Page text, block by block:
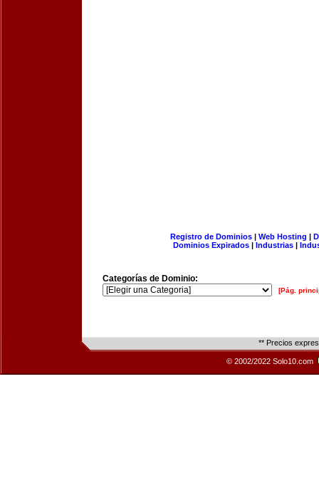
Registro de Dominios| Web Hosting |
Dominios Expirados | Industrias |
Categorías de Dominio:
[Pág.
** Precios
© 2002/2022 Solo10.com